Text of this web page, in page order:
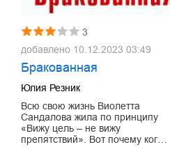
3
добавлено 10.12.2023 03:49
Бракованная
Юлия Резник
Всю свою жизнь Виолетта
Сандалова жила по принципу
«Вижу цель – не вижу
препятствий». Вот почему ког…